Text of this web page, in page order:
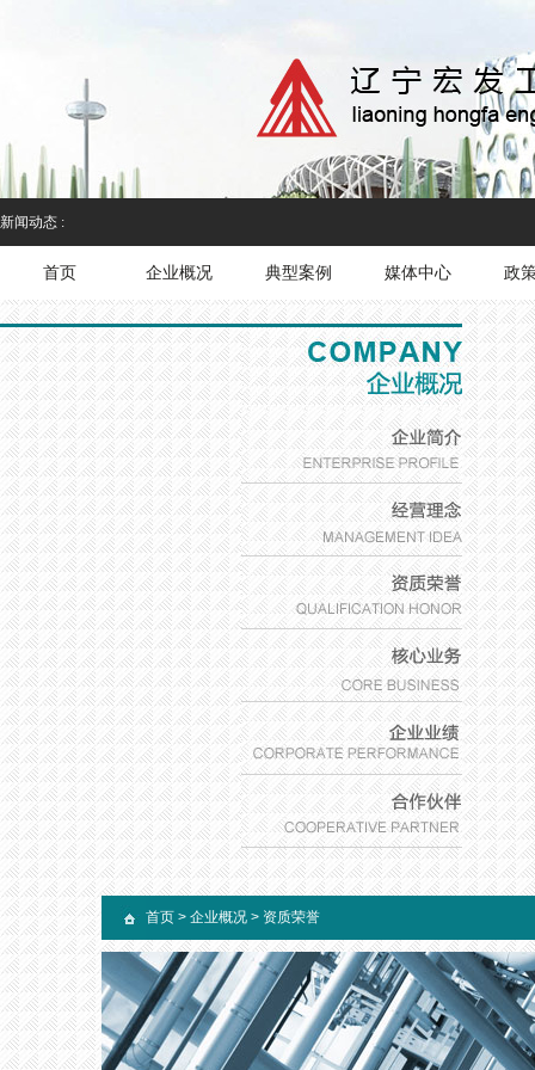
新闻动态 :
首页 企业概况 典型案例 媒体中心 政
首页 > 企业概况 > 资质荣誉